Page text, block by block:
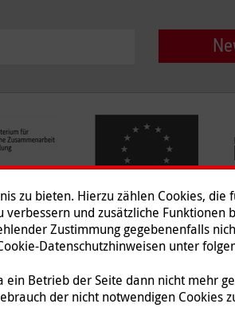
Impressum |
© 2026
e.V., der als gemeinnützige Organisation
zu bieten. Hierzu zählen Cookies,
und zusätzliche Funktionen
Zustimmung gegebenenfalls
Datenschutzhinweisen unter
Betrieb der Seite dann nicht mehr
der nicht notwendigen Cookies